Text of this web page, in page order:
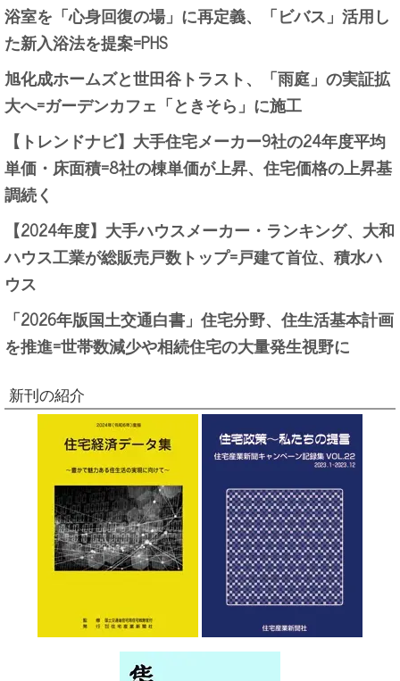
浴室を「心身回復の場」に再定義、「ビバス」活用し
た新入浴法を提案=PHS
旭化成ホームズと世田谷トラスト、「雨庭」の実証拡
大へ=ガーデンカフェ「ときそら」に施工
【トレンドナビ】大手住宅メーカー9社の24年度平均
単価・床面積=8社の棟単価が上昇、住宅価格の上昇基
調続く
【2024年度】大手ハウスメーカー・ランキング、大和
ハウス工業が総販売戸数トップ=戸建て首位、積水ハ
ウス
「2026年版国土交通白書」住宅分野、住生活基本計画
を推進=世帯数減少や相続住宅の大量発生視野に
新刊の紹介